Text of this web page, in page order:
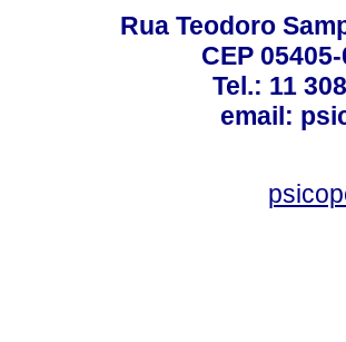
Rua Teodoro
CEP
Tel.: 11
email: